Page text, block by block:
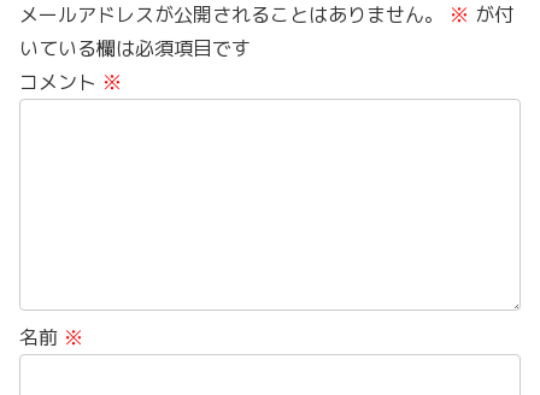
メールアドレスが公開されることはありません。 ※ が付
いている欄は必須項目です
コメント ※
名前 ※